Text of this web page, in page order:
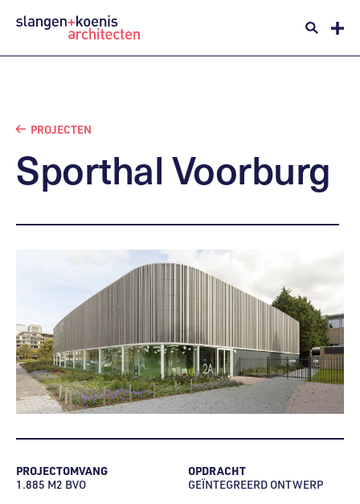
PROJECTEN
SporthalVoorburg
PROJECTOMVANG
1.885 M2 BVO
OPDRACHT
GEÏNTEGREERD ONTWERP